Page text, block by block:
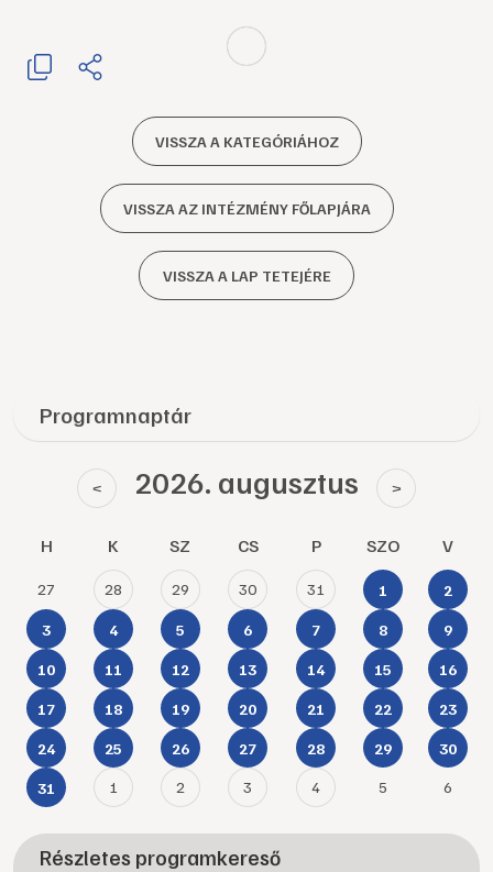
VISSZA A KATEGÓRIÁHOZ
VISSZA AZ INTÉZMÉNY FŐLAPJÁRA
VISSZA A LAP TETEJÉRE
Programnaptár
< 2026. augusztus >
H K SZ CS P SZO V
27 28 29 30 31 1 2
3 4 5 6 7 8 9
10 11 12 13 14 15 16
17 18 19 20 21 22 23
24 25 26 27 28 29 30
31 1 2 3 4 5 6
Részletes programkereső